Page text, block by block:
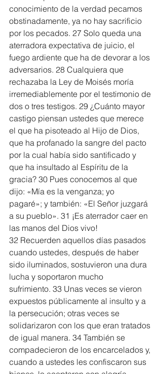
conocimiento de la verdad pecamos
obstinadamente, ya no hay sacrificio
por los pecados. 27 Solo queda una
aterradora expectativa de juicio, el
fuego ardiente que ha de devorar a los
adversarios. 28 Cualquiera que
rechazaba la Ley de Moisés moría
irremediablemente por el testimonio de
dos o tres testigos. 29 ¿Cuánto mayor
castigo piensan ustedes que merece
el que ha pisoteado al Hijo de Dios,
que ha profanado la sangre del pacto
por la cual había sido santificado y
que ha insultado al Espíritu de la
gracia? 30 Pues conocemos al que
dijo: «Mía es la venganza; yo
pagaré»; y también: «El Señor juzgará
a su pueblo». 31 ¡Es aterrador caer en
las manos del Dios vivo!
32 Recuerden aquellos días pasados
cuando ustedes, después de haber
sido iluminados, sostuvieron una dura
lucha y soportaron mucho
sufrimiento. 33 Unas veces se vieron
expuestos públicamente al insulto y a
la persecución; otras veces se
solidarizaron con los que eran tratados
de igual manera. 34 También se
compadecieron de los encarcelados y,
cuando a ustedes les confiscaron sus